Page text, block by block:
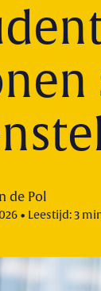
de Pol
• Leestijd: 3